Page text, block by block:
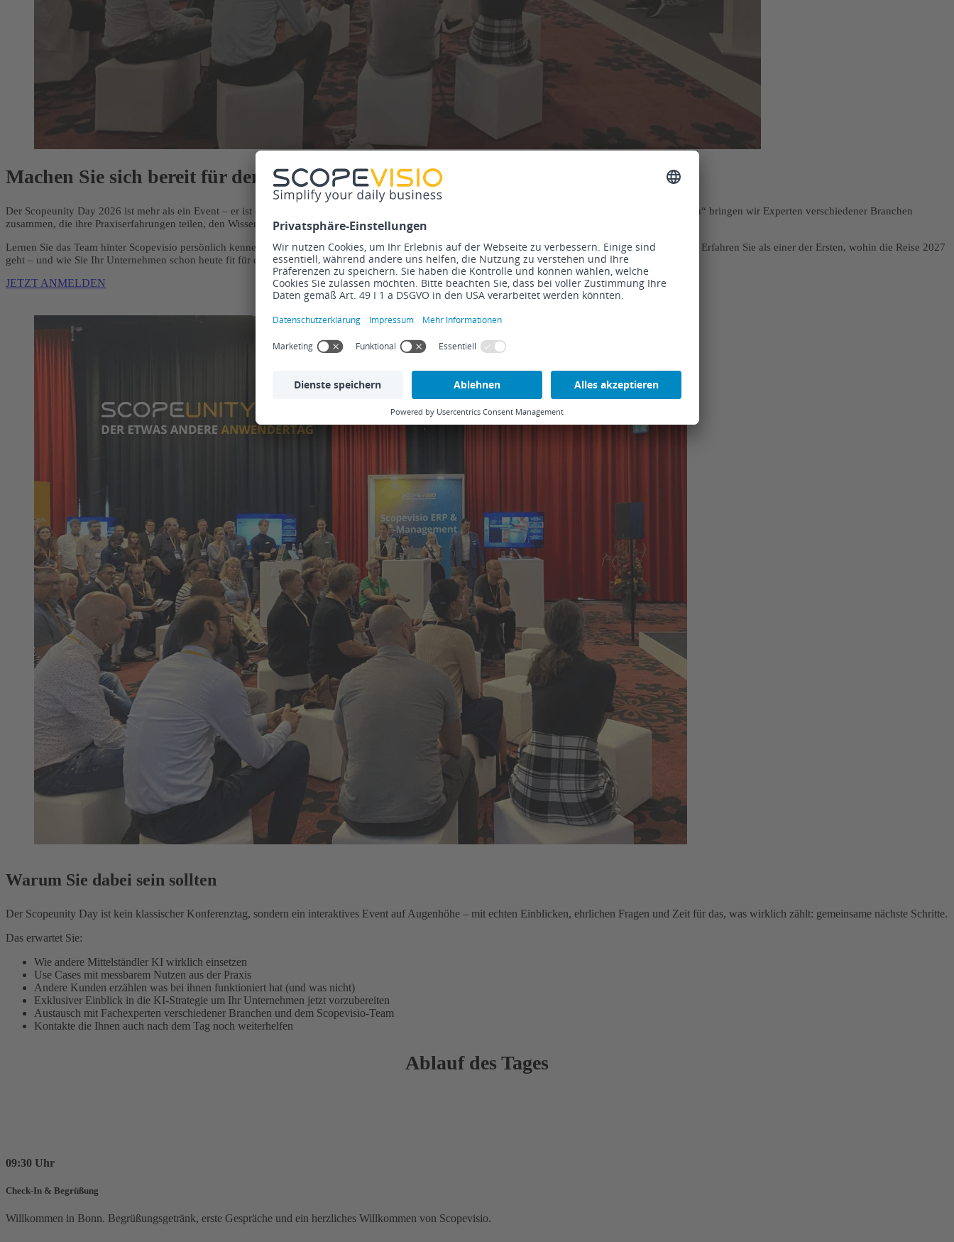
Machen Sie sich bereit für den Scopeunity Day 2026
Der Scopeunity Day 2026 ist mehr als ein Event – er ist die Plattform, auf der Kunden zu Gestaltern werden. Unter dem Motto „Kunden informieren Kunden“ bringen wir Experten verschiedener Branchen
zusammen, die ihre Praxiserfahrungen teilen, den Wissensaustausch fördern und gemeinsam eine dynamische Community aufbauen.
Lernen Sie das Team hinter Scopevisio persönlich kennen, bringen Sie Ihren Input direkt ein und beeinflussen Sie aktiv die Weiterentwicklung der Software. Erfahren Sie als einer der Ersten, wohin die Reise 2027
geht – und wie Sie Ihr Unternehmen schon heute fit für die Zukunft mit KI machen.
JETZT ANMELDEN
Warum Sie dabei sein sollten
Der Scopeunity Day ist kein klassischer Konferenztag, sondern ein interaktives Event auf Augenhöhe – mit echten Einblicken, ehrlichen Fragen und Zeit für das, was wirklich zählt: gemeinsame nächste Schritte.
Das erwartet Sie:
Wie andere Mittelständler KI wirklich einsetzen
Use Cases mit messbarem Nutzen aus der Praxis
Andere Kunden erzählen was bei ihnen funktioniert hat (und was nicht)
Exklusiver Einblick in die KI-Strategie um Ihr Unternehmen jetzt vorzubereiten
Austausch mit Fachexperten verschiedener Branchen und dem Scopevisio-Team
Kontakte die Ihnen auch nach dem Tag noch weiterhelfen
Ablauf des Tages
09:30 Uhr
Check-In & Begrüßung
Willkommen in Bonn. Begrüßungsgetränk, erste Gespräche und ein herzliches Willkommen von Scopevisio.